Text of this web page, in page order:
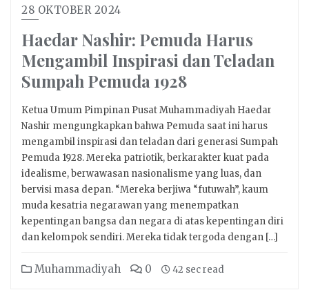
28 OKTOBER 2024
Haedar Nashir: Pemuda Harus
Mengambil Inspirasi dan Teladan
Sumpah Pemuda 1928
Ketua Umum Pimpinan Pusat Muhammadiyah Haedar
Nashir mengungkapkan bahwa Pemuda saat ini harus
mengambil inspirasi dan teladan dari generasi Sumpah
Pemuda 1928. Mereka patriotik, berkarakter kuat pada
idealisme, berwawasan nasionalisme yang luas, dan
bervisi masa depan. “Mereka berjiwa “futuwah”, kaum
muda kesatria negarawan yang menempatkan
kepentingan bangsa dan negara di atas kepentingan diri
dan kelompok sendiri. Mereka tidak tergoda dengan […]
Muhammadiyah 0 42 sec read